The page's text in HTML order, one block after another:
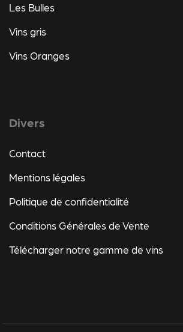
Les Bulles
Vins gris
Vins Oranges
Divers
Contact
Mentions légales
Politique de confidentialité
Conditions Générales de Vente
Télécharger notre gamme de vins